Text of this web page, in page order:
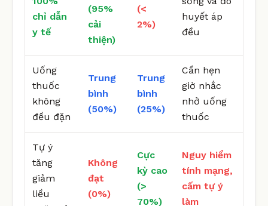
chỉ dẫn
y tế
(95%
cải
thiện)
(<
2%)
huyết áp
đều
Uống
thuốc
không
đều đặn
Trung
bình
(50%)
Trung
bình
(25%)
Cần hẹn
giờ nhắc
nhở uống
thuốc
Tự ý
tăng
giảm
liều
Không
đạt
(0%)
Cực
kỳ cao
(>
70%)
Nguy hiểm
tính mạng,
cấm tự ý
làm